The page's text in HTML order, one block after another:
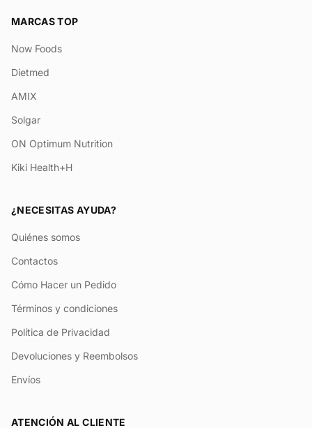
MARCAS TOP
Now Foods
Dietmed
AMIX
Solgar
ON Optimum Nutrition
Kiki Health+H
¿NECESITAS AYUDA?
Quiénes somos
Contactos
Cómo Hacer un Pedido
Términos y condiciones
Política de Privacidad
Devoluciones y Reembolsos
Envíos
ATENCIÓN AL CLIENTE